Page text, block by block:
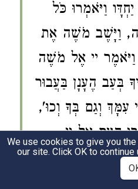
וַיֹּאמְרוּ כֹּל
וַיָּשֶׁב מֹשֶׁה אֶת
יי אֶל מֹשֶׁה
בְּעַב הֶעָנָן בַּעֲבוּר
וְגַם בְּךָ וְכוּ',
הָעָם אֶל יי
וְנִפְלָא מְאֹד,
שֵׁנִית,
We use cookies to give you
our site. Click OK to continue